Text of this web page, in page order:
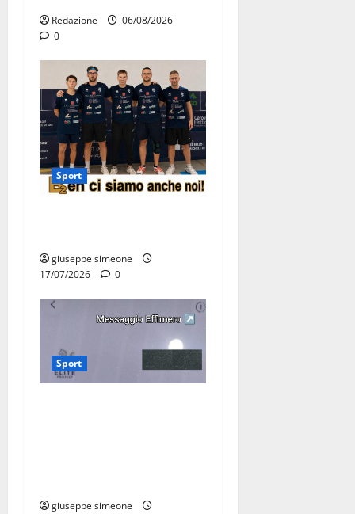
Redazione
06/08/2026
0
Sport
giuseppe simeone
17/07/2026
0
Sport
giuseppe simeone